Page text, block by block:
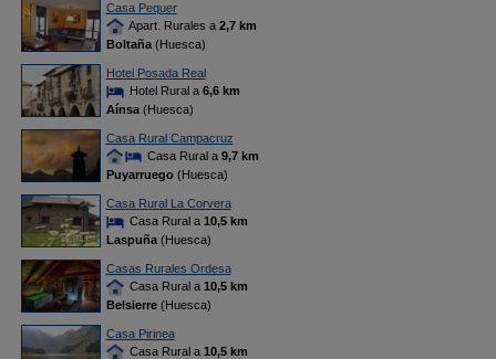
Casa Pequer
Apart. Rurales a 2,7 km
Boltaña(Huesca)
Hotel Posada Real
Hotel Rural a 6,6 km
Aínsa(Huesca)
Casa Rural Campacruz
Casa Rural a 9,7 km
Puyarruego(Huesca)
Casa Rural La Corvera
Casa Rural a 10,5 km
Laspuña(Huesca)
Casas Rurales Ordesa
Casa Rural a 10,5 km
Belsierre(Huesca)
Casa Pirinea
Casa Rural a 10,5 km